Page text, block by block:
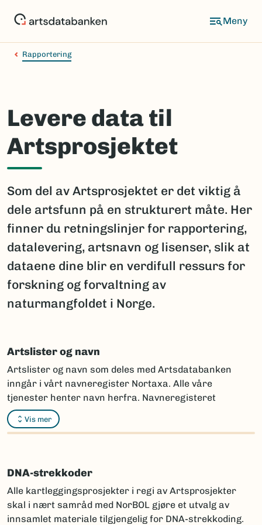
Rapportering
Levere data til
Artsprosjektet
Som del av Artsprosjektet er det viktig å
dele artsfunn på en strukturert måte. Her
finner du retningslinjer for rapportering,
datalevering, artsnavn og lisenser, slik at
dataene dine blir en verdifull ressurs for
forskning og forvaltning av
naturmangfoldet i Norge.
Artslister og navn
Vis mer
Artslister og navn som deles med Artsdatabanken
inngår i vårt navneregister Nortaxa. Alle våre
tjenester henter navn herfra. Navneregisteret
fungerer som referansemateriale for riktig bruk av
navn på arter i forvaltning og forskning.
Artslistene leveres i tabellformat og skal inneholde
hierarkiske nivåene som må fylles ut er: rike – rekke –
klasse – orden – familie – slekt – art, samt eventuelle
DNA-strekkoder
Alle kartleggingsprosjekter i regi av Artsprosjekter
skal i nært samråd med NorBOL gjøre et utvalg av
innsamlet materiale tilgjengelig for DNA-strekkoding.